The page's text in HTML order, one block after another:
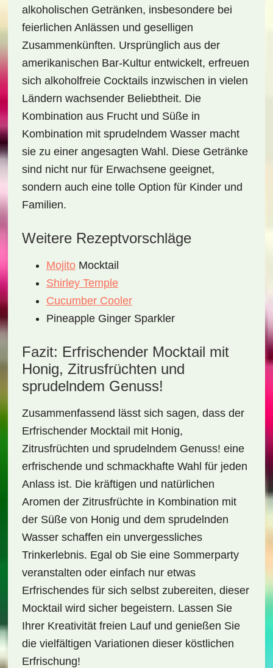
alkoholischen Getränken, insbesondere bei
feierlichen Anlässen und geselligen
Zusammenkünften. Ursprünglich aus der
amerikanischen Bar-Kultur entwickelt, erfreuen
sich alkoholfreie Cocktails inzwischen in vielen
Ländern wachsender Beliebtheit. Die
Kombination aus Frucht und Süßein
Kombination mit sprudelndem Wasser macht
sie zu einer angesagten Wahl. Diese Getränke
sind nicht nur für Erwachsene geeignet,
sondern auch eine tolle Option für Kinder und
Familien.
Weitere Rezeptvorschläge
MojitoMocktail
Shirley Temple
Cucumber Cooler
Pineapple Ginger Sparkler
Fazit: Erfrischender Mocktail mit
Honig, Zitrusfrüchten und
sprudelndem Genuss!
Zusammenfassend lässt sich sagen, dass der
Erfrischender Mocktail mit Honig,
Zitrusfrüchten und sprudelndem Genuss! eine
erfrischende und schmackhafte Wahl für jeden
Anlass ist. Die kräftigen und natürlichen
Aromen der Zitrusfrüchte in Kombination mit
der Süße von Honig und dem sprudelnden
Wasser schaffen ein unvergessliches
Trinkerlebnis. Egal ob Sie eine Sommerparty
veranstalten oder einfach nur etwas
Erfrischendes für sich selbst zubereiten, dieser
Mocktail wird sicher begeistern. Lassen Sie
Ihrer Kreativität freien Lauf und genießen Sie
die vielfältigen Variationen dieser köstlichen
Erfrischung!